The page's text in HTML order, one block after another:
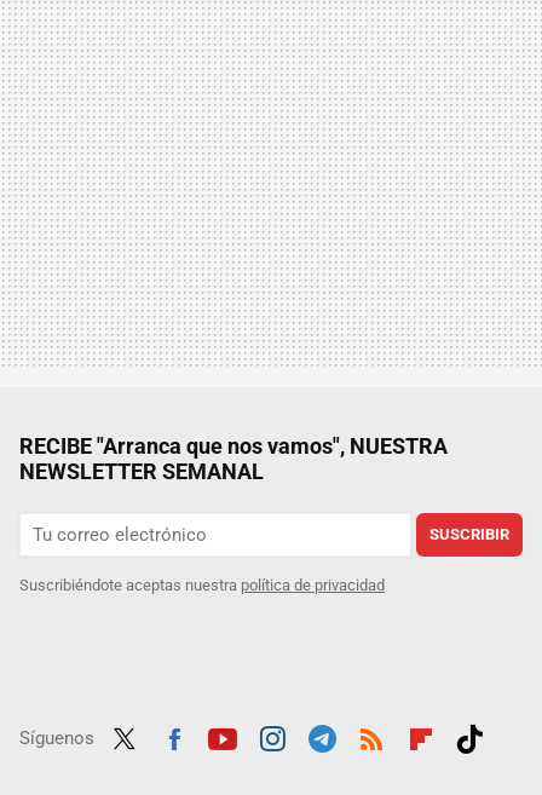
RECIBE "Arranca que nos vamos", NUESTRA
NEWSLETTER SEMANAL
SUSCRIBIR
Suscribiéndote aceptas nuestra política de privacidad
Síguenos